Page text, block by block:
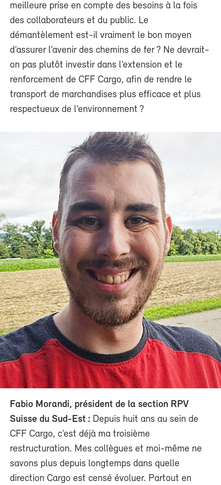
meilleure prise en compte des besoins à la fois
des collaborateurs et du public. Le
démantèlement est-il vraiment le bon moyen
d’assurer l’avenir des chemins de fer ? Ne devrait-
on pas plutôt investir dans l’extension et le
renforcement de CFF Cargo, afin de rendre le
transport de marchandises plus efficace et plus
respectueux de l’environnement ?
Fabio Morandi, président de la section RPV
Suisse du Sud-Est : Depuis huit ans au sein de
CFF Cargo, c’est déjà ma troisième
restructuration. Mes collègues et moi-même ne
savons plus depuis longtemps dans quelle
direction Cargo est censé évoluer. Partout en